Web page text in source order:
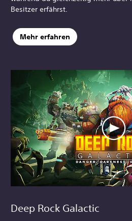
Besitzer erfährst.
Mehr erfahren
Deep Rock Galactic